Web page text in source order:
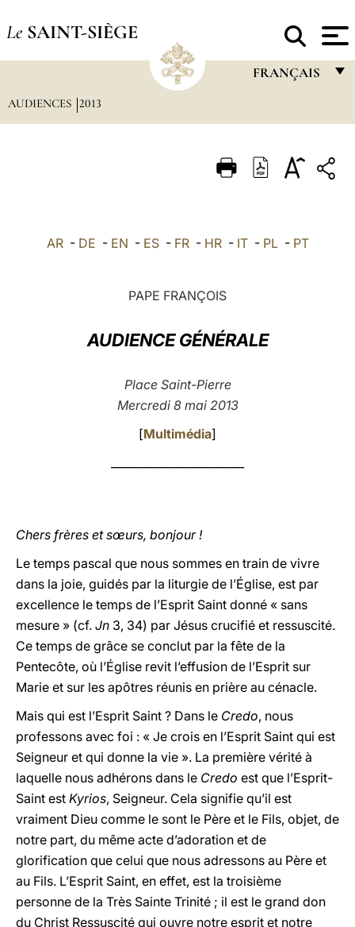
Le SAINT-SIÈGE
FRANÇAIS
ITALIANO
中文
AUDIENCES 2013
AR- DE - EN - ES- FR- HR- IT- PL- PT
PAPE FRANÇOIS
AUDIENCE GÉNÉRALE
Place Saint-Pierre
Mercredi 8 mai 2013
[Multimédia]
Chers frères et sœurs, bonjour !
Le temps pascal que nous sommes en train de vivre
dans la joie, guidés par la liturgie de l’Église, est par
excellence le temps de l’Esprit Saint donné « sans
mesure » (cf. Jn 3, 34) par Jésus crucifié et ressuscité.
Ce temps de grâce se conclut par la fête de la
Pentecôte, où l’Église revit l’effusion de l’Esprit sur
Marie et sur les apôtres réunis en prière au cénacle.
Mais qui est l’Esprit Saint ? Dans le Credo, nous
professons avec foi : « Je crois en l’Esprit Saint qui est
Seigneur et qui donne la vie ». La première vérité à
laquelle nous adhérons dans le Credo est que l’Esprit-
Saint est Kyrios, Seigneur. Cela signifie qu’il est
vraiment Dieu comme le sont le Père et le Fils, objet, de
notre part, du même acte d’adoration et de
glorification que celui que nous adressons au Père et
au Fils. L’Esprit Saint, en effet, est la troisième
personne de la Très Sainte Trinité ; il est le grand don
du Christ Ressuscité qui ouvre notre esprit et notre